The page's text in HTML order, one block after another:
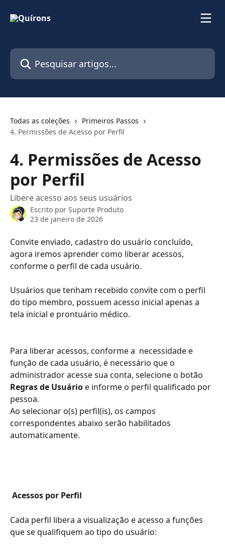
Pesquisar artigos...
Todas as coleções
Primeiros Passos
4. Permissões de Acesso por Perfil
4. Permissões de Acesso
por Perfil
Libere acesso aos seus usuários
Escrito por Suporte Produto
23 de janeiro de 2026
Convite enviado, cadastro do usuário concluído,
agora iremos aprender como liberar acessos,
conforme o perfil de cada usuário.
Usuários que tenham recebido convite com o perfil
do tipo membro, possuem acesso inicial apenas a
tela inicial e prontuário médico.
Para liberar acessos, conforme a  necessidade e
função de cada usuário, é necessário que o
administrador acesse sua conta, selecione o botão
Regras de Usuário e informe o perfil qualificado por
pessoa.
Ao selecionar o(s) perfil(is), os campos
correspondentes abaixo serão habilitados
automaticamente.
Acessos por Perfil
Cada perfil libera a visualização e acesso a funções
que se qualifiquem ao tipo do usuário: